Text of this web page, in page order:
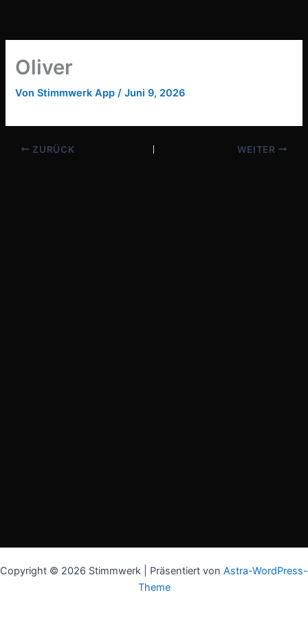
springen
Oliver
VonStimmwerk App/Juni 9, 2026
ZURÜCK WEITER
Copyright © 2026 Stimmwerk | Präsentiert von Astra-WordPress-
Theme